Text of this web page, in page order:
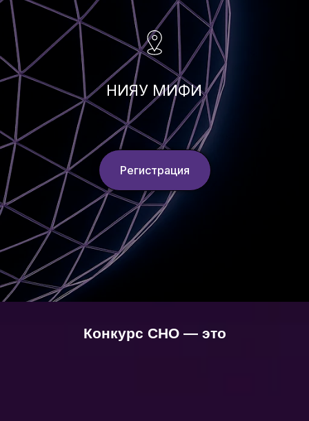
НИЯУ МИФИ
Регистрация
Конкурс СНО — это